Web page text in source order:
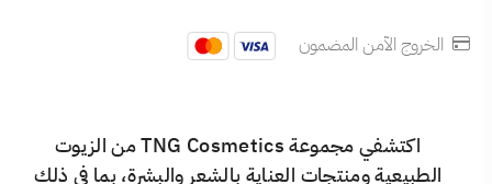
الخروج الآمن المضمون
اكتشفي مجموعة TNG Cosmetics من الزيوت
الطبيعية ومنتجات العناية بالشعر والبشرة، بما في ذلك